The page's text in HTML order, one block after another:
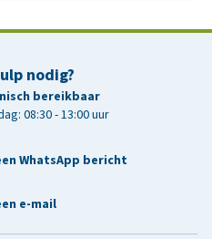
nodig?
bereikbaar
08:30 - 13:00 uur
WhatsApp bericht
e-mail